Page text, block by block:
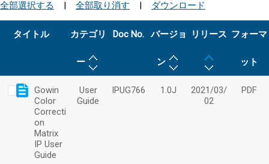
全部選択する | 全部取り消す | ダウンロード
タイトル カテゴリ
ー
Doc No. バージョ
ン
リリース フォーマ
ット
Gowin
Color
Correcti
on
Matrix
IP User
Guide
User
Guide
IPUG766 1.0J
2021/03/
02
PDF